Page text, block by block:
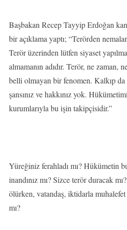
Başbakan Recep Tayyip Erdoğan
bir açıklama yaptı; “Terörden
Terör üzerinden lütfen siyaset
almamanın adıdır. Terör, ne zaman,
belli olmayan bir fenomen. Kalkıp
şansınız ve hakkınız yok.
kurumlarıyla bu işin takipçisidir.”
Yüreğiniz ferahladı mı? Hükümetin
inandınız mı? Sizce terör duracak
ölürken, vatandaş, iktidarla muhalefet
mı?